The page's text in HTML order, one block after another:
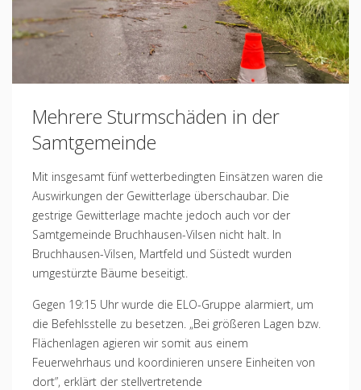
Mehrere Sturmschäden in der
Samtgemeinde
Mit insgesamt fünf wetterbedingten Einsätzen waren die
Auswirkungen der Gewitterlage überschaubar. Die
gestrige Gewitterlage machte jedoch auch vor der
Samtgemeinde Bruchhausen-Vilsen nicht halt. In
Bruchhausen-Vilsen, Martfeld und Süstedt wurden
umgestürzte Bäume beseitigt.
Gegen 19:15 Uhr wurde die ELO-Gruppe alarmiert, um
die Befehlsstelle zu besetzen. „Bei größeren Lagen bzw.
Flächenlagen agieren wir somit aus einem
Feuerwehrhaus und koordinieren unsere Einheiten von
dort”, erklärt der stellvertretende